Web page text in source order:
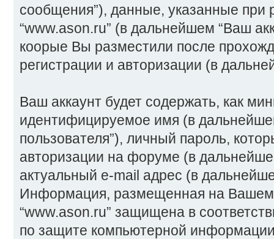
сообщения”), данные, указанные при
“www.ason.ru” (в дальнейшем “Ваш
коорые Вы разместили после
регистрации и авторизации (в
Ваш аккаунт будет содержать, как
идентифицируемое имя (в
пользователя”), личный пароль,
авторизации на форуме (в
актуальный e-mail адрес (в
Информация, размещенная на Вашем
“www.ason.ru” защищена в
по защите компьютерной